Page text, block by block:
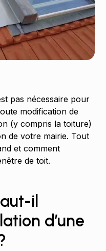
pas nécessaire pour
modification de
(y compris la toiture)
de votre mairie. Tout
et comment
de toit.
il
d’une